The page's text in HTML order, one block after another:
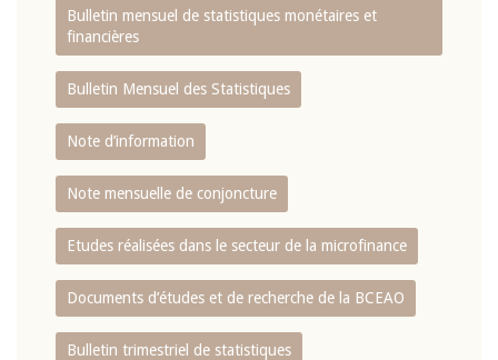
Bulletin mensuel de statistiques monétaires et
financières
Bulletin Mensuel des Statistiques
Note d’information
Note mensuelle de conjoncture
Etudes réalisées dans le secteur de la microfinance
Documents d’études et de recherche de la BCEAO
Bulletin trimestriel de statistiques